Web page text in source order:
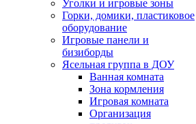
Уголки и игровые зоны
Горки, домики, пластиковое
оборудование
Игровые панели и
бизиборды
Ясельная группа в ДОУ
Ванная комната
Зона кормления
Игровая комната
Организация